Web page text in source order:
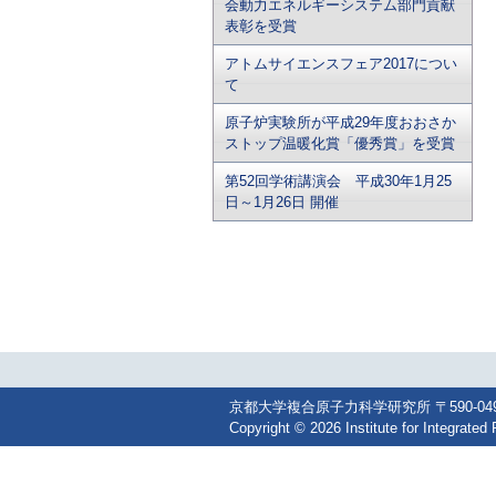
会動力エネルギーシステム部門貢献
表彰を受賞
アトムサイエンスフェア2017につい
て
原子炉実験所が平成29年度おおさか
ストップ温暖化賞「優秀賞」を受賞
第52回学術講演会 平成30年1月25
日～1月26日 開催
京都大学複合原子力科学研究所 〒590-
Copyright © 2026 Institute for Integrated